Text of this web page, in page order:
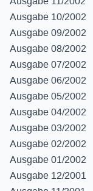
Ausgabe 10/2002
Ausgabe 09/2002
Ausgabe 08/2002
Ausgabe 07/2002
Ausgabe 06/2002
Ausgabe 05/2002
Ausgabe 04/2002
Ausgabe 03/2002
Ausgabe 02/2002
Ausgabe 01/2002
Ausgabe 12/2001